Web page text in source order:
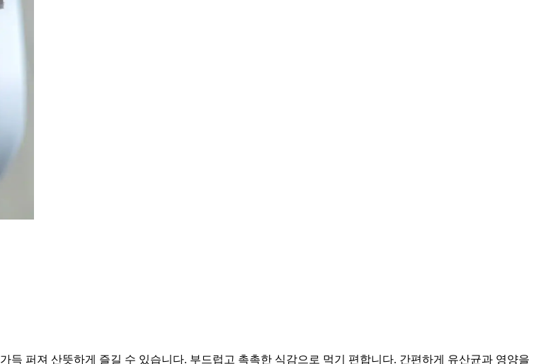
퍼져 산뜻하게 즐길 수 있습니다. 부드럽고 촉촉한 식감으로 먹기 편합니다. 간편하게 유산균과 영양을